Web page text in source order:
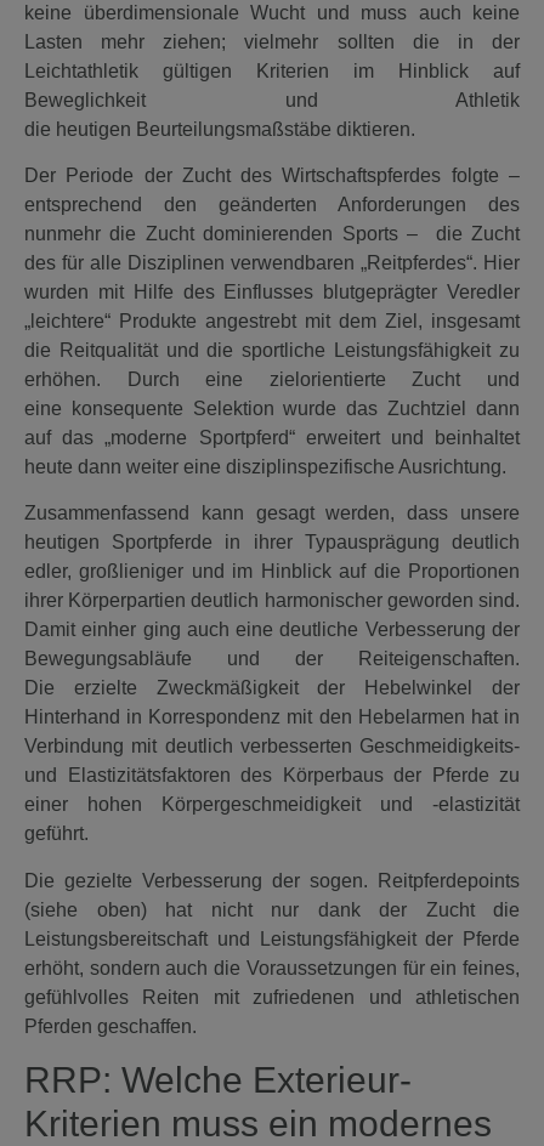
keine überdimensionale Wucht und muss auch keine
Lasten mehr ziehen; vielmehr sollten die in der
Leichtathletik gültigen Kriterien im Hinblick auf
Beweglichkeit und Athletik
die heutigen Beurteilungsmaßstäbe diktieren.
Der Periode der Zucht des Wirtschaftspferdes folgte –
entsprechend den geänderten Anforderungen des
nunmehr die Zucht dominierenden Sports – die Zucht
des für alle Disziplinen verwendbaren „Reitpferdes“. Hier
wurden mit Hilfe des Einflusses blutgeprägter Veredler
„leichtere“ Produkte angestrebt mit dem Ziel, insgesamt
die Reitqualität und die sportliche Leistungsfähigkeit zu
erhöhen. Durch eine zielorientierte Zucht und
eine konsequente Selektion wurde das Zuchtziel dann
auf das „moderne Sportpferd“ erweitert und beinhaltet
heute dann weiter eine disziplinspezifische Ausrichtung.
Zusammenfassend kann gesagt werden, dass unsere
heutigen Sportpferde in ihrer Typausprägung deutlich
edler, großlieniger und im Hinblick auf die Proportionen
ihrer Körperpartien deutlich harmonischer geworden sind.
Damit einher ging auch eine deutliche Verbesserung der
Bewegungsabläufe und der Reiteigenschaften.
Die erzielte Zweckmäßigkeit der Hebelwinkel der
Hinterhand in Korrespondenz mit den Hebelarmen hat in
Verbindung mit deutlich verbesserten Geschmeidigkeits-
und Elastizitätsfaktoren des Körperbaus der Pferde zu
einer hohen Körpergeschmeidigkeit und -elastizität
geführt.
Die gezielte Verbesserung der sogen. Reitpferdepoints
(siehe oben) hat nicht nur dank der Zucht die
Leistungsbereitschaft und Leistungsfähigkeit der Pferde
erhöht, sondern auch die Voraussetzungen für ein feines,
gefühlvolles Reiten mit zufriedenen und athletischen
Pferden geschaffen.
RRP: Welche Exterieur-
Kriterien muss ein modernes